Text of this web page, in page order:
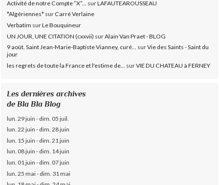
Activité de notre Compte ”X”...
surLAFAUTEAROUSSEAU
*Algériennes* surCarré Verlaine
Verbatim surLe Bouquineur
UN JOUR, UNE CITATION (cxxvii) surAlain Van Praet - BLOG
9 août. Saint Jean-Marie-Baptiste Vianney, curé... surVie des Saints - Saint du
jour
les regrets de toute la France et l'estime de...
surVIE DU CHATEAU à FERNEY
Les dernières archives
de Bla Bla Blog
lun. 29 juin - dim. 05 juil.
lun. 22 juin - dim. 28 juin
lun. 15 juin - dim. 21 juin
lun. 08 juin - dim. 14 juin
lun. 01 juin - dim. 07 juin
lun. 25 mai - dim. 31 mai